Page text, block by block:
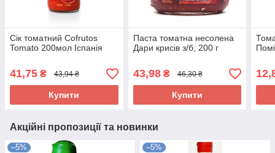
Сік томатний Cofrutos
Tomato 200мол Іспанія
41,75 ₴ 43,94 ₴
Купити
Паста томатна несолена
Дари крисів з/б, 200 г
43,98₴ 46,30 ₴
Купити
Акційні пропозиції та новинки
–5% –5%